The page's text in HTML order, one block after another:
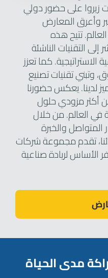
زيروا على حضور دولي
وأعرق المعارض
تتيح هذه
التقنيات الناشئة
الاستراتيجية. كما تعزز
وتبني تقنيات تصنيع
لدينا. يعكس حضورنا
أكثر مزودي حلول
في العالم. من خلال
المتواصل والخبرة
تقدم مجموعة شركات
الأساس لريادة صناعية
مدى الحياة